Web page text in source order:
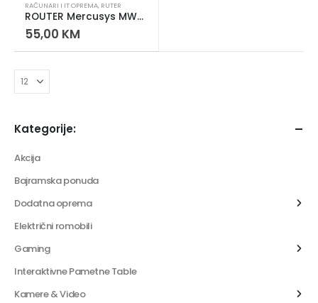
RAČUNARI I IT OPREMA, RUTER
ROUTER Mercusys MW305R 300Mbps
55,00 KM
Kategorije:
Akcija
Bajramska ponuda
Dodatna oprema
Električni romobili
Gaming
Interaktivne Pametne Table
Kamere & Video